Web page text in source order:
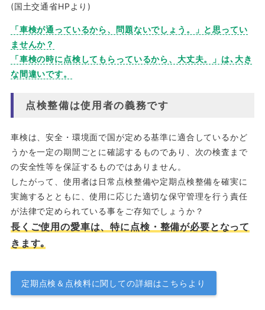
(国土交通省HPより)
「車検が通っているから、問題ないでしょう。」と思ってい
ませんか？
「車検の時に点検してもらっているから、大丈夫。」は､大き
な間違いです。
点検整備は使用者の義務です
車検は、安全・環境面で国が定める基準に適合しているかど
うかを一定の期間ごとに確認するものであり、次の検査まで
の安全性等を保証するものではありません。
したがって、使用者は日常点検整備や定期点検整備を確実に
実施するとともに、使用に応じた適切な保守管理を行う責任
が法律で定められている事をご存知でしょうか？
長くご使用の愛車は、特に点検・整備が必要となって
きます｡
定期点検＆点検料に関しての詳細はこちらより